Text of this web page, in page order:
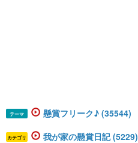
テーマ 懸賞フリーク♪ (35544)
カテゴリ 我が家の懸賞日記 (5229)